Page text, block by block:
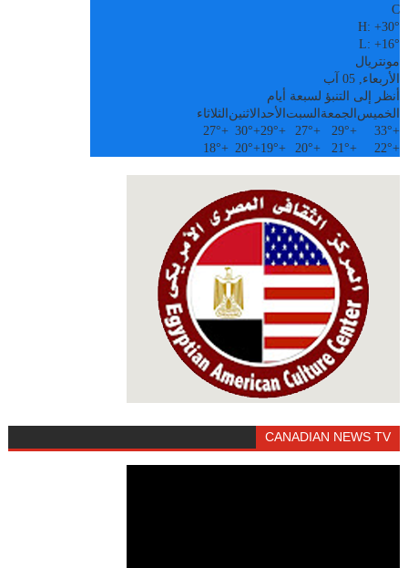
C
H:+30°
L:+16°
مونتريال
الأربعاء, 05 آب
أنظر إلى التنبؤ لسبعة أيام
الخميس الجمعة السبت الأحدالاثنين الثلاثاء
+
33°
+
29°
+
27°
+
29°
+
30°
+
27°
+
22°
+
21°
+
20°
+
19°
+
20°
+
18°
CANADIAN NEWS TV